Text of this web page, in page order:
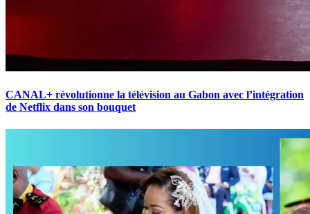
CANAL+ révolutionne la télévision au Gabon avec l’intégration
de Netflix dans son bouquet